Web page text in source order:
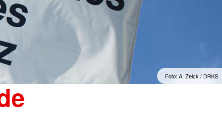
erwachsene Zuwanderer
Gesonderte Beratung und
Betreuung
Suchdienst
Foto: A. Zelck / DRKS